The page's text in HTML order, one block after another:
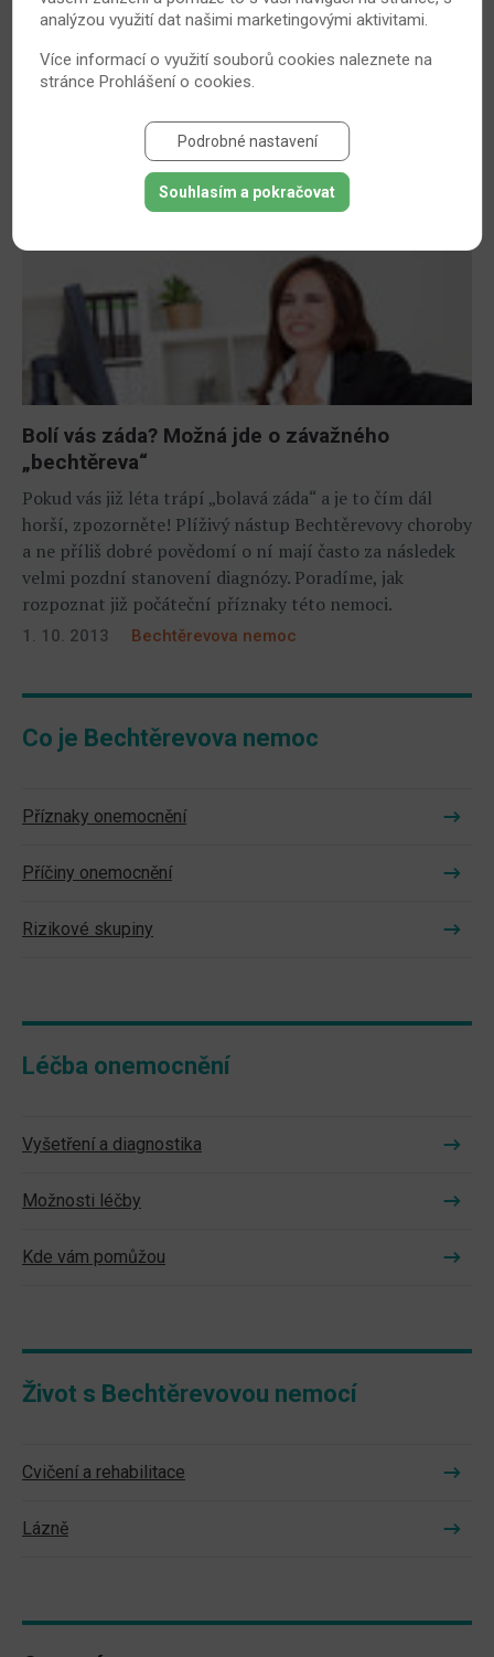
Víte, jak se stravovat při Bechtěrevově
nemoci?
Dieta sice tuto nemoc nevyléčí, ale může vhodně
úlevě od obtíží.
Bechtěrevova nemoc
Bolí vás záda? Možná jde o závažného
„bechtěreva“
Pokud vás již léta trápí „bolavá záda“ a je to čím dál
horší, zpozorněte! Plíživý nástup Bechtěrevovy choroby
a ne příliš dobré povědomí o ní mají často za následek
velmi pozdní stanovení diagnózy. Poradíme, jak
rozpoznat již počáteční příznaky této nemoci.
1. 10. 2013 Bechtěrevova nemoc
Co je Bechtěrevova nemoc
Příznaky onemocnění
Příčiny onemocnění
Rizikové skupiny
Léčba onemocnění
Vyšetření a diagnostika
Možnosti léčby
Kde vám pomůžou
Život s Bechtěrevovou nemocí
Cvičení a rehabilitace
Lázně
analýzou využití dat našimi marketingovými aktivitami.
Více informací o využití souborů cookies naleznete na
stránceProhlášení o cookies
Podrobné nastavení
Souhlasím a pokračovat